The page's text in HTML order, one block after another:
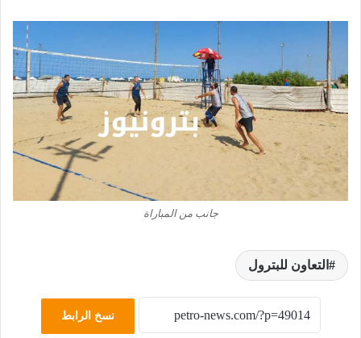
جانب من المباراة
التعاون للبترول
نسخ الرابط